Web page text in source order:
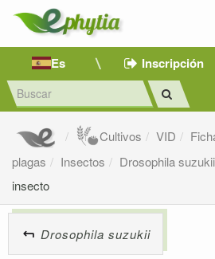
Es Inscripción
Cultivos VID
plagas
Insectos Drosophila suzukii
insecto
Drosophila suzukii